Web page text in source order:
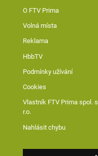
O FTV Prima
Volná místa
Reklama
HbbTV
Podmínky užívání
Cookies
Vlastník FTV Prima spol. s
r.o.
Nahlásit chybu